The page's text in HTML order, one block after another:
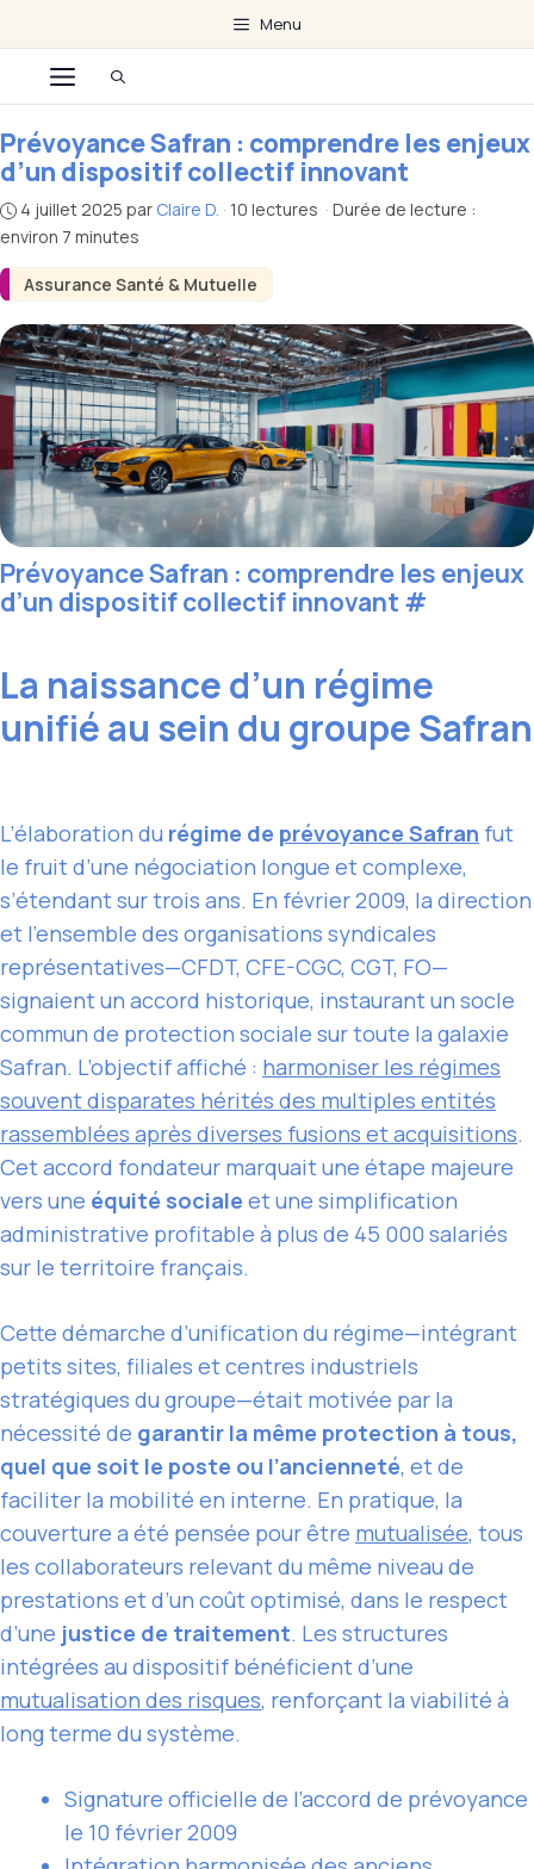
au
contenu
Menu
Menu
Assurance Santé & Mutuelle
Prévoyance Safran : comprendre les enjeux
d’un dispositif collectif innovant
4 juillet 2025 par Claire D. · 10 lectures · Durée de lecture :
environ 7 minutes
Prévoyance Safran : comprendre les enjeux
d’un dispositif collectif innovant #
La naissance d’un régime
unifié au sein du groupe Safran
L’élaboration du régime de prévoyance Safran fut
le fruit d’une négociation longue et complexe,
s’étendant sur trois ans. En février 2009, la direction
et l’ensemble des organisations syndicales
représentatives—CFDT, CFE-CGC, CGT, FO—
signaient un accord historique, instaurant un socle
commun de protection sociale sur toute la galaxie
Safran. L’objectif affiché : harmoniser les régimes
souvent disparates hérités des multiples entités
rassemblées après diverses fusions et acquisitions.
Cet accord fondateur marquait une étape majeure
vers une équité sociale et une simplification
administrative profitable à plus de 45 000 salariés
sur le territoire français.
Cette démarche d’unification du régime—intégrant
petits sites, filiales et centres industriels
stratégiques du groupe—était motivée par la
nécessité de garantir la même protection à tous,
quel que soit le poste ou l’ancienneté, et de
faciliter la mobilité en interne. En pratique, la
couverture a été pensée pour être mutualisée, tous
les collaborateurs relevant du même niveau de
prestations et d’un coût optimisé, dans le respect
d’une justice de traitement. Les structures
intégrées au dispositif bénéficient d’une
mutualisation des risques, renforçant la viabilité à
long terme du système.
Signature officielle de l’accord de prévoyance
le 10 février 2009